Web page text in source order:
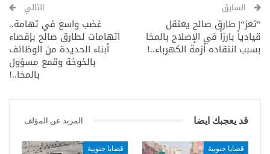
تحليل:
تعكس هذه الحادثة حجم الانهيار الذي تعيشه المؤسسات
الأمنية والقضائية في المناطق الخاضعة لسيطرة الفصائل
الموالية للتحالف، حيث بات العنف داخل المقار الرسمية سلوكاً
متكرراً في ظل غياب المحاسبة وهيمنة مراكز النفوذ المسلحة.
امتد – وفق المصادر – إلى محاولة ترهيب الضحية ومنعها من
المطالبة بحقوقها، ما يكشف وجود بيئة حماية غير معلنة
للمتنفذين داخل الأجهزة الأمنية.
السابق
“تعز“| طارق صالح يعتقل
قيادياً بارزاً في الإصلاح بالمخا
بسبب انتقاده أزمة الكهرباء..!
التالي
غضب واسع في تهامة..
اتهامات لطارق صالح بإقصاء
أبناء الحديدة من الوظائف
بالخوخة وقمع مسؤول
بالمخا..!
قد يعجبك ايضا المزيد عن المؤلف
قضايا جنوبية قضايا جنوبية